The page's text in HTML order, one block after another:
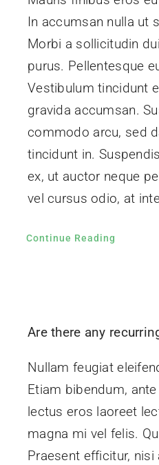
In accumsan nulla ut
Morbi a sollicitudin
purus. Pellentesque
Vestibulum tincidunt
gravida accumsan.
commodo arcu, sed
tincidunt in.
ex, ut auctor neque
vel cursus odio, at
Continue Reading
Are there any
Nullam feugiat
Etiam bibendum,
lectus eros laoreet
magna mi vel felis.
Praesent efficitur,